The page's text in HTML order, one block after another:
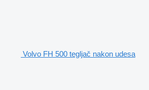
Volvo FH 500 tegljač nakon udesa